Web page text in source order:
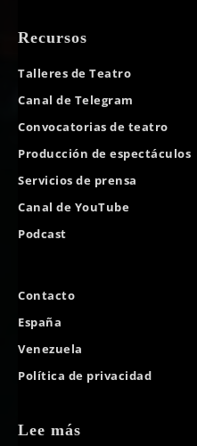
Recursos
Talleres de Teatro
Canal de Telegram
Convocatorias de teatro
Producción de espectáculos
Servicios de prensa
Canal de YouTube
Podcast
Contacto
España
Venezuela
Política de privacidad
Lee más